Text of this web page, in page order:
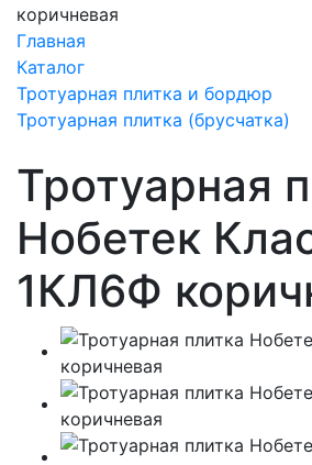
коричневая
Главная
Каталог
Тротуарная плитка и бордюр
Тротуарная плитка (брусчатка)
Тротуарная
Нобетек
1КЛ6Ф